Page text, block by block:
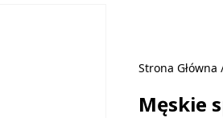
Strona Główna
Męskie